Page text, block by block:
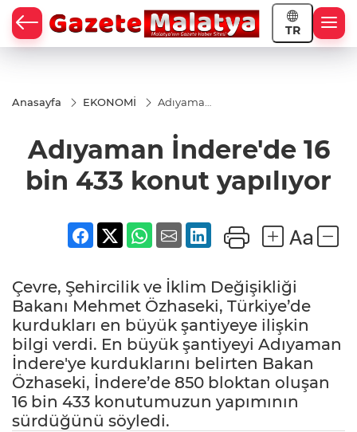
TR
Anasayfa EKONOMİ
Adıyaman
konut
yapılıyor
Adıyaman İndere'de 16
bin 433 konut yapılıyor
Çevre, Şehircilik ve İklim Değişikliği
Bakanı Mehmet Özhaseki, Türkiye’de
kurdukları en büyük şantiyeye ilişkin
bilgi verdi. En büyük şantiyeyi Adıyaman
İndere'ye kurduklarını belirten Bakan
Özhaseki, İndere’de 850 bloktan oluşan
16 bin 433 konutumuzun yapımının
sürdüğünü söyledi.